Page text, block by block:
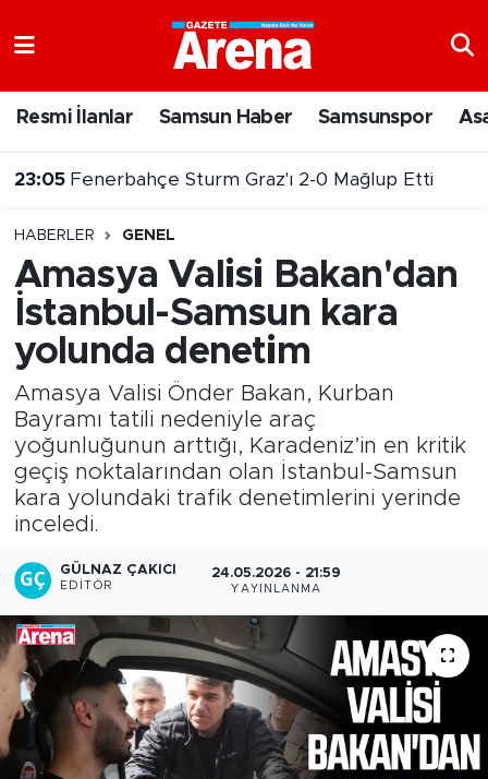
Resmi İlanlar Samsun Haber Samsunspor
23:05 Fenerbahçe Sturm Graz'ı 2-0 Mağlup Etti
HABERLER GENEL
Amasya Valisi Bakan'dan
İstanbul-Samsun kara
yolunda denetim
Amasya Valisi Önder Bakan, Kurban
Bayramı tatili nedeniyle araç
yoğunluğunun arttığı, Karadeniz’in en kritik
geçiş noktalarından olan İstanbul-Samsun
kara yolundaki trafik denetimlerini yerinde
inceledi.
GÜLNAZ ÇAKICI
EDITÖR
24.05.2026 - 21:59
YAYINLANMA
Samsun Namaz Vakitleri
Süper Lig Puan Durumu ve Fikstür
Tüm Manşetler
Son Dakika Haberleri
Haber Arşivi